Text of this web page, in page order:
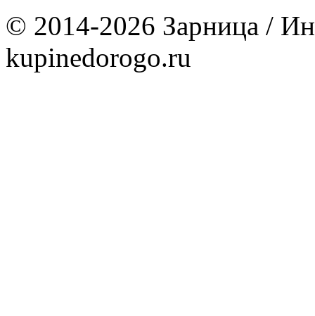
© 2014-2026 Зарница /
kupinedorogo.ru